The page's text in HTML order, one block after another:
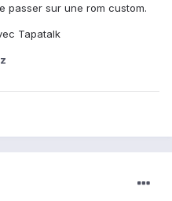
passer sur une rom custom.
Tapatalk